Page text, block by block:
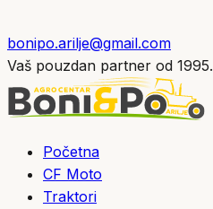
bonipo.arilje@gmail.com
Vaš pouzdan partner od 1995.
Početna
CF Moto
Traktori